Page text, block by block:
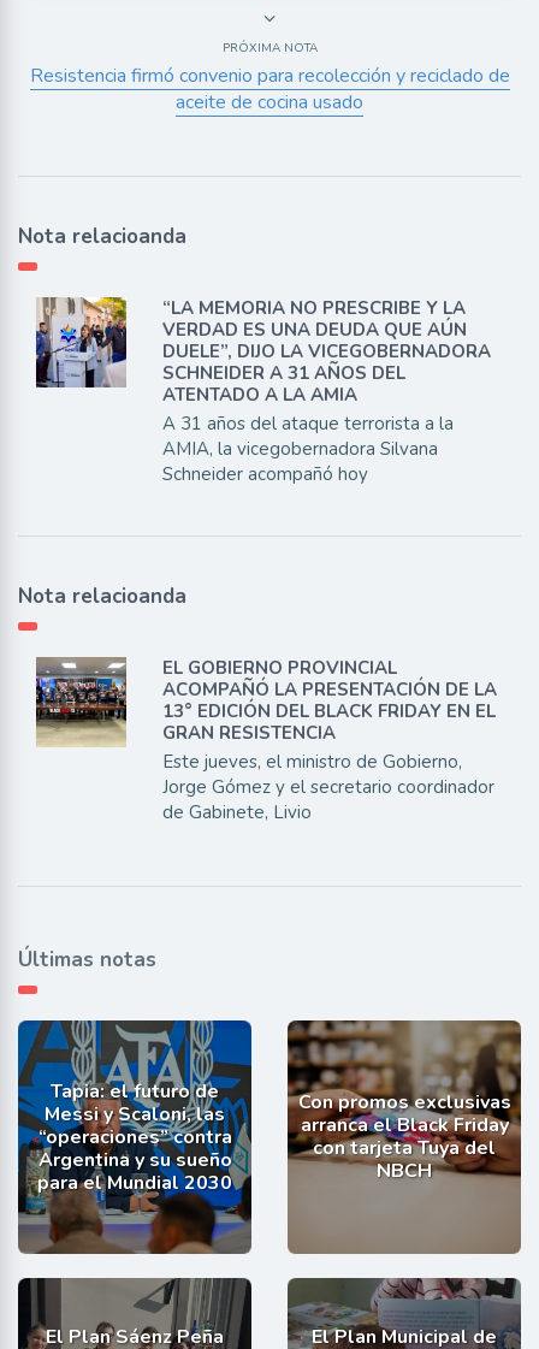
PRÓXIMA NOTA
Resistencia firmó convenio para recolección y reciclado de
aceite de cocina usado
Nota relacioanda
“LA MEMORIA NO PRESCRIBE Y LA
VERDAD ES UNA DEUDA QUE AÚN
DUELE”, DIJO LA VICEGOBERNADORA
SCHNEIDER A 31 AÑOS DEL
ATENTADO A LA AMIA
A 31 años del ataque terrorista a la
AMIA, la vicegobernadora Silvana
Schneider acompañó hoy
Nota relacioanda
EL GOBIERNO PROVINCIAL
ACOMPAÑÓ LA PRESENTACIÓN DE LA
13° EDICIÓN DEL BLACK FRIDAY EN EL
GRAN RESISTENCIA
Este jueves, el ministro de Gobierno,
Jorge Gómez y el secretario coordinador
de Gabinete, Livio
Últimas notas
Tapia: el futuro de
Messi y Scaloni, las
“operaciones” contra
Argentina y su sueño
para el Mundial 2030
Con promos exclusivas
arranca el Black Friday
con tarjeta Tuya del
NBCH
El Plan Sáenz Peña
El Plan Municipal de